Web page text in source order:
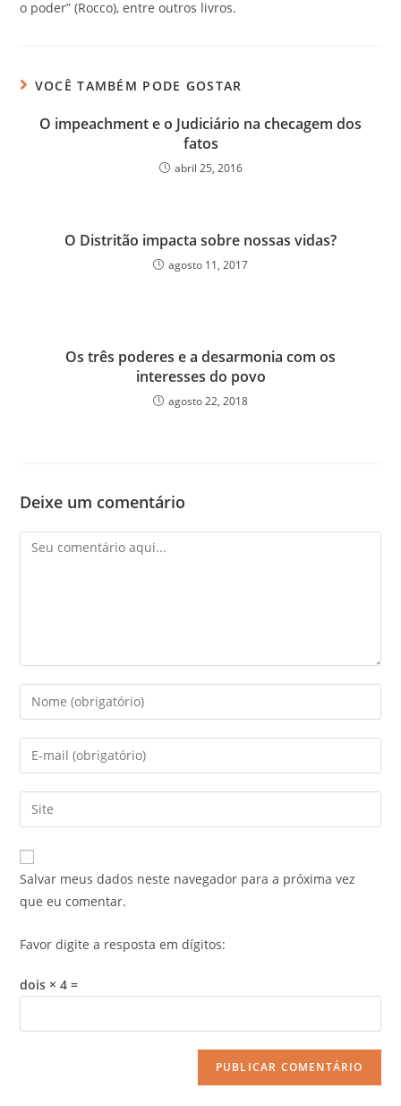
o poder” (Rocco), entre outros livros.
VOCÊ TAMBÉM PODE GOSTAR
O impeachment e o Judiciário na checagem dos
fatos
abril 25, 2016
O Distritão impacta sobre nossas vidas?
agosto 11, 2017
Os três poderes e a desarmonia com os
interesses do povo
agosto 22, 2018
Deixe um comentário
Salvar meus dados neste navegador para a próxima vez
que eu comentar.
Favor digite a resposta em dígitos:
dois × 4 =